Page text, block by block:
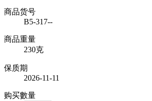
商品货号
B5-317--
商品重量
230克
保质期
2026-11-11
购买數量